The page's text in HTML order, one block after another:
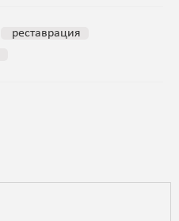
реставрация